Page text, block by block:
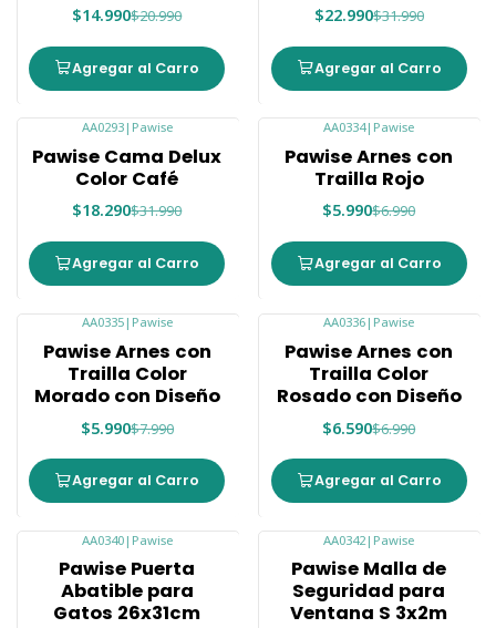
$14.990$20.990
Agregar al Carro
$22.990$31.990
Agregar al Carro
AA0293| Pawise
Pawise Cama Delux
Color Café
$18.290$31.990
Agregar al Carro
AA0334| Pawise
Pawise Arnes con
Trailla Rojo
$5.990$6.990
Agregar al Carro
AA0335| Pawise
Pawise Arnes con
Trailla Color
Morado con Diseño
$5.990$7.990
Agregar al Carro
AA0336 | Pawise
Pawise Arnes con
Trailla Color
Rosado con Diseño
$6.590$6.990
Agregar al Carro
AA0340| Pawise
Pawise Puerta
Abatible para
Gatos 26x31cm
AA0342 | Pawise
Pawise Malla de
Seguridad para
Ventana S 3x2m